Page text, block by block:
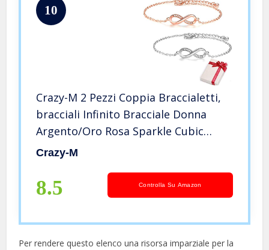
10
Crazy-M 2 Pezzi Coppia Braccialetti,
bracciali Infinito Bracciale Donna
Argento/Oro Rosa Sparkle Cubic
Zirconia Kiss Braccialetto Accent
Crazy-M
8.5 Controlla Su Amazon
Per rendere questo elenco una risorsa imparziale per la